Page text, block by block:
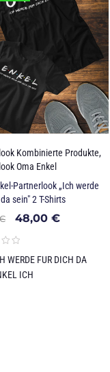
Kombinierte Produkte,
Oma Enkel
Partnerlook „Ich werde
sein" 2 T-Shirts
48,00 €
WERDE FUR DICH DA
ICH